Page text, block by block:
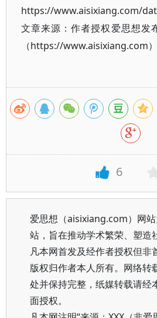
https://www.aisixiang.com/
文章来源：作者授权爱思想发
（https://www.aisixiang.com）
6
爱思想（aisixiang.com）网
站，旨在推动学术繁荣、塑造
凡本网首发及经作者授权但非
版权归作者本人所有。网络转
处并保持完整，纸媒转载请经
面授权。